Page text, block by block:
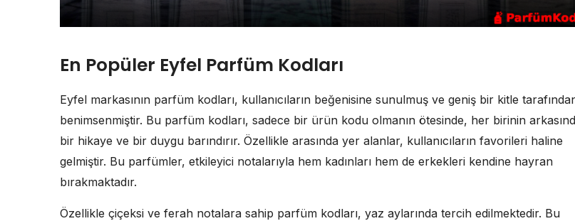
En Popüler Eyfel Parfüm Kodları
Eyfel markasının parfüm kodları, kullanıcıların beğenisine sunulmuş ve geniş bir kitle
benimsenmiştir. Bu parfüm kodları, sadece bir ürün kodu olmanın ötesinde, her birinin
bir hikaye ve bir duygu barındırır. Özellikle arasında yer alanlar, kullanıcıların favorileri haline
gelmiştir. Bu parfümler, etkileyici notalarıyla hem kadınları hem de erkekleri kendine hayran
bırakmaktadır.
Özellikle çiçeksi ve ferah notalara sahip parfüm kodları, yaz aylarında tercih edilmektedir. Bu